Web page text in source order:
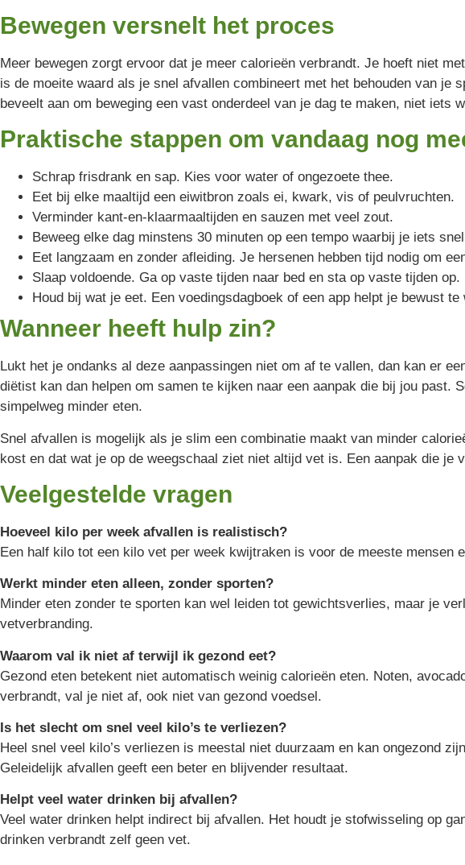
Bewegen versnelt het proces
Meer bewegen zorgt ervoor dat je meer calorieën verbrandt. Je hoeft niet
is de moeite waard als je snel afvallen combineert met het behouden van
beveelt aan om beweging een vast onderdeel van je dag te maken, niet iets
Praktische stappen om vandaag nog
Schrap frisdrank en sap. Kies voor water of ongezoete thee.
Eet bij elke maaltijd een eiwitbron zoals ei, kwark, vis of peulvruchten.
Verminder kant-en-klaarmaaltijden en sauzen met veel zout.
Beweeg elke dag minstens 30 minuten op een tempo waarbij je iets
Eet langzaam en zonder afleiding. Je hersenen hebben tijd nodig om
Slaap voldoende. Ga op vaste tijden naar bed en sta op vaste tijden op.
Houd bij wat je eet. Een voedingsdagboek of een app helpt je bewust
Wanneer heeft hulp zin?
Lukt het je ondanks al deze aanpassingen niet om af te vallen, dan kan er
diëtist kan dan helpen om samen te kijken naar een aanpak die bij jou
simpelweg minder eten.
Snel afvallen is mogelijk als je slim een combinatie maakt van minder
kost en dat wat je op de weegschaal ziet niet altijd vet is. Een aanpak die je
Veelgestelde vragen
Hoeveel kilo per week afvallen is realistisch?
Een half kilo tot een kilo vet per week kwijtraken is voor de meeste
Werkt minder eten alleen, zonder sporten?
Minder eten zonder te sporten kan wel leiden tot gewichtsverlies, maar je
vetverbranding.
Waarom val ik niet af terwijl ik gezond eet?
Gezond eten betekent niet automatisch weinig calorieën eten. Noten,
verbrandt, val je niet af, ook niet van gezond voedsel.
Is het slecht om snel veel kilo’s te verliezen?
Heel snel veel kilo’s verliezen is meestal niet duurzaam en kan ongezond
Geleidelijk afvallen geeft een beter en blijvender resultaat.
Helpt veel water drinken bij afvallen?
Veel water drinken helpt indirect bij afvallen. Het houdt je stofwisseling op
drinken verbrandt zelf geen vet.